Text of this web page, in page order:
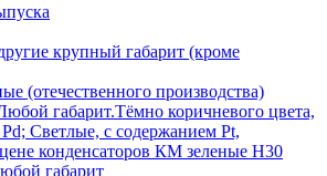
крупный габарит (кроме
(отечественного производства)
габарит.Тёмно коричневого цвета,
Светлые, с содержанием Pt,
конденсаторов КМ зеленые Н30
габарит